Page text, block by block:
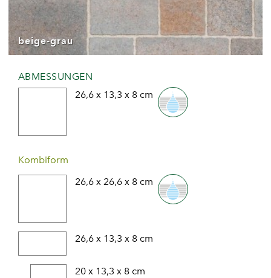
beige-grau
ABMESSUNGEN
26,6 x 13,3 x 8 cm
Kombiform
26,6 x 26,6 x 8 cm
26,6 x 13,3 x 8 cm
20 x 13,3 x 8 cm